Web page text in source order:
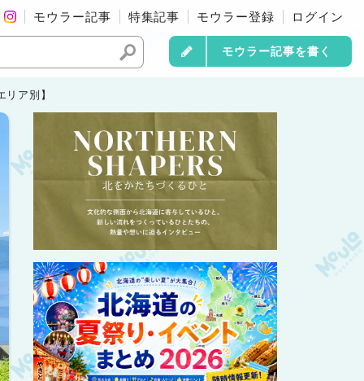
モウラー記事 特集記事 モウラー登録 ログイン
モウラー記事を書く
ア別】